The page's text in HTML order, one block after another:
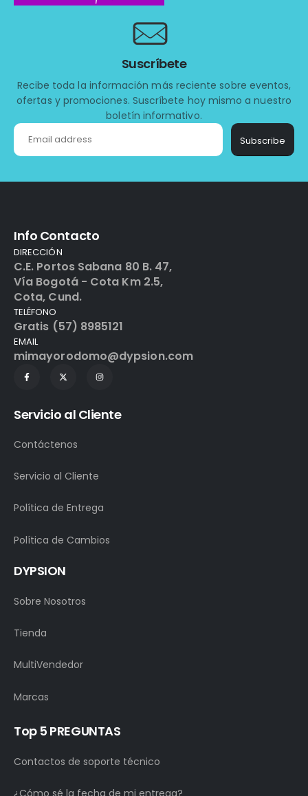
Suscríbete
Recibe toda la información más reciente sobre eventos,
ofertas y promociones. Suscríbete hoy mismo a nuestro
boletín informativo.
Subscribe
Info Contacto
DIRECCIÓN
C.E. Portos Sabana 80 B. 47,
Vía Bogotá - Cota Km 2.5,
Cota, Cund.
TELÉFONO
Gratis (57) 8985121
EMAIL
mimayorodomo@dypsion.com
Servicio al Cliente
Contáctenos
Servicio al Cliente
Política de Entrega
Política de Cambios
DYPSION
Sobre Nosotros
Tienda
MultiVendedor
Marcas
Top 5 PREGUNTAS
Contactos de soporte técnico